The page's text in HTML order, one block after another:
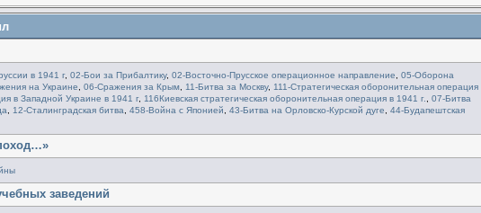
в 1941 г, 02-Бои за Прибалтику, 02-Восточно-Прусское операционное направление
05-Оборона
на Украине 06-Сражения за Крым, 11-Битва за Москву, 111-Стратегическая оборонительная операция
в Западной Украине в 1941 г, 116Киевская стратегическая оборонительная операция в 1941 г.
07-Битва
12-Сталинградская битва 458-Война с Японией 43-Битва на Орловско-Курской дуге
44-Будапештская
заведений